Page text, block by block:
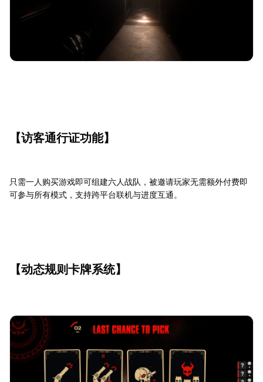
【访客通行证功能】
只需一人购买游戏即可组建六人战队，被邀请玩家无需额外付费即
可参与所有模式，支持跨平台联机与进度互通。
【动态规则卡牌系统】